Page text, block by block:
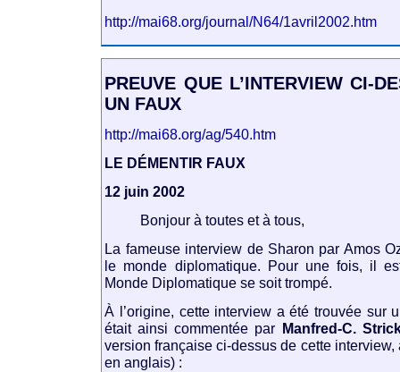
http://mai68.org/journal/N64/1avril2002.htm
PREUVE QUE L’INTERVIEW CI-
UN FAUX
http://mai68.org/ag/540.htm
LE DÉMENTIR FAUX
12 juin 2002
Bonjour à toutes et à tous,
La fameuse interview de Sharon par Amos
le monde diplomatique. Pour une fois, il
Monde Diplomatique se soit trompé.
À l’origine, cette interview a été trouvée sur
était ainsi commentée par
Manfred-C.
version française ci-dessus de cette interview,
en anglais) :